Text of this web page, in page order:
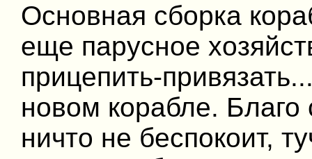
Основная сборка
еще парусное
прицепить-
новом корабле. Благо
ничто не беспокоит,